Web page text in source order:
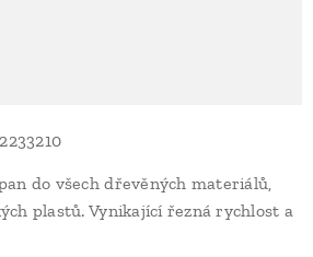
do všech dřevěných materiálů,
plastů. Vynikající řezná rychlost a